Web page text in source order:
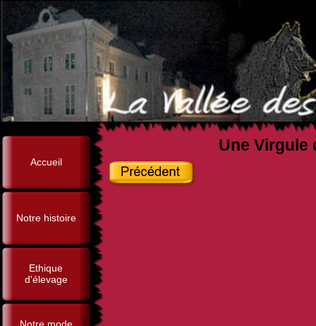
Accueil
Notre histoire
Ethique
d'élevage
Une Virgule